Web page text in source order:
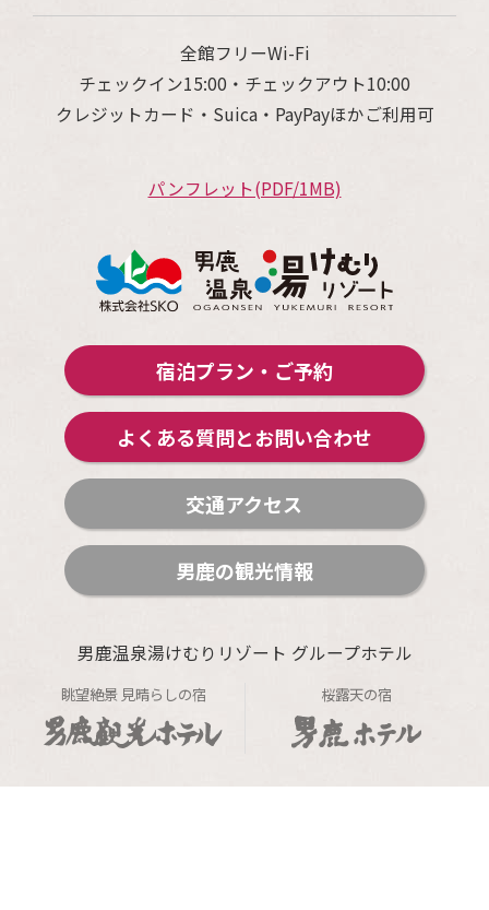
全館フリーWi-Fi
チェックイン15:00・チェックアウト10:00
クレジットカード・Suica・PayPayほかご利用可
パンフレット(PDF/1MB)
宿泊プラン・ご予約
よくある質問とお問い合わせ
交通アクセス
男鹿の観光情報
男鹿温泉湯けむりリゾート グループホテル
眺望絶景 見晴らしの宿 桜露天の宿